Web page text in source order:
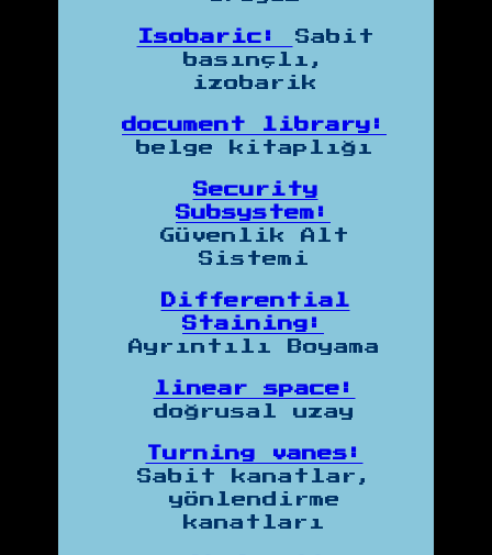
Isobaric:
Sabit
basınçlı,
izobarik
document library:
belge kitaplığı
Security
Subsystem:
Güvenlik Alt
Sistemi
Differential
Staining:
Ayrıntılı Boyama
linear space:
doğrusal uzay
Turning vanes:
Sabit kanatlar,
yönlendirme
kanatları